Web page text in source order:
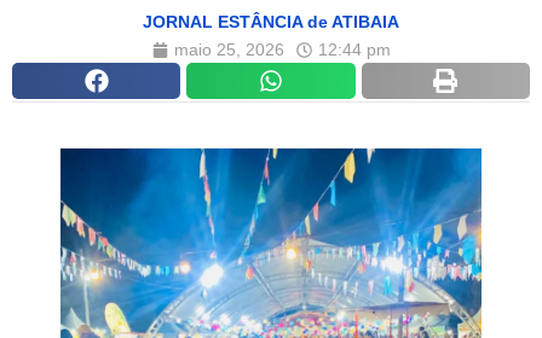
JORNAL ESTÂNCIA de ATIBAIA
maio 25, 2026
12:44 pm